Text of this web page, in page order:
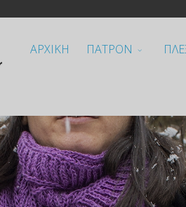
ΑΡΧΙΚΗ ΠΑΤΡΟΝ